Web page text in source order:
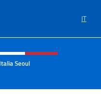
IT
e menù
Seoul